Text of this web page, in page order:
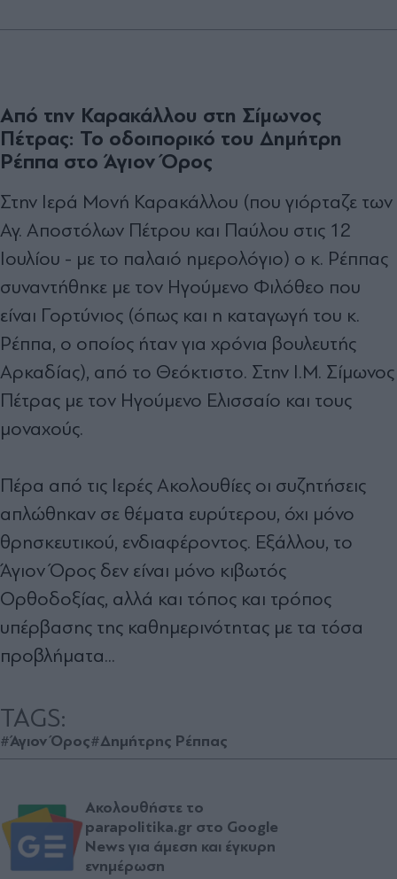
Από την Καρακάλλου στη Σίμωνος
Πέτρας: Το οδοιπορικό του Δημήτρη
Ρέππα στο Άγιον Όρος
Στην Ιερά Μονή Καρακάλλου (που γιόρταζε των
Αγ. Αποστόλων Πέτρου και Παύλου στις 12
Ιουλίου - με το παλαιό ημερολόγιο) ο κ. Ρέππας
συναντήθηκε με τον Ηγούμενο Φιλόθεο που
είναι Γορτύνιος (όπως και η καταγωγή του κ.
Ρέππα, ο οποίος ήταν για χρόνια βουλευτής
Αρκαδίας), από το Θεόκτιστο. Στην Ι.Μ. Σίμωνος
Πέτρας με τον Ηγούμενο Ελισσαίο και τους
μοναχούς.
Πέρα από τις Ιερές Ακολουθίες οι συζητήσεις
απλώθηκαν σε θέματα ευρύτερου, όχι μόνο
θρησκευτικού, ενδιαφέροντος. Εξάλλου, το
Άγιον Όρος δεν είναι μόνο κιβωτός
Ορθοδοξίας, αλλά και τόπος και τρόπος
υπέρβασης της καθημερινότητας με τα τόσα
προβλήματα...
TAGS:
#Άγιον Όρος#Δημήτρης Ρέππας
Ακολουθήστε το
parapolitika.gr στο Google
News για άμεση και έγκυρη
ενημέρωση